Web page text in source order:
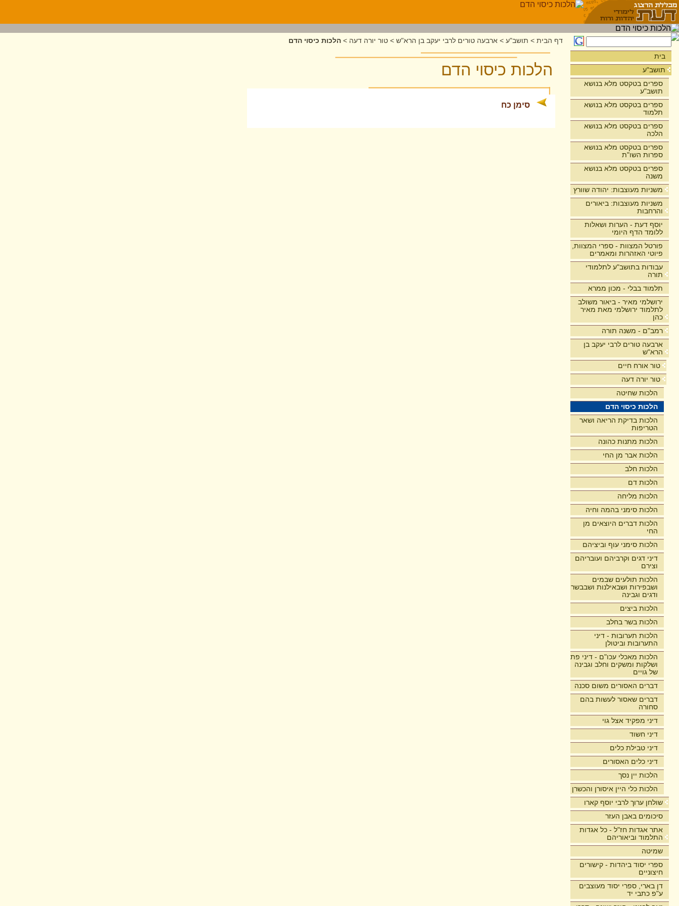
בית
תושב"ע
ספרים בטקסט מלא בנושא
תושב"ע
ספרים בטקסט מלא בנושא
תלמוד
ספרים בטקסט מלא בנושא
הלכה
ספרים בטקסט מלא בנושא
ספרות השו"ת
ספרים בטקסט מלא בנושא
משנה
משניות מעוצבות: יהודה שוורץ
משניות מעוצבות: ביאורים
והרחבות
יוסף דעת - הערות ושאלות
ללומד הדף היומי
פורטל המצוות - ספרי המצוות,
פיוטי האזהרות ומאמרים
עבודות בתושב"ע לתלמודי
תורה
תלמוד בבלי - מכון ממרא
ירושלמי מאיר - ביאור משולב
לתלמוד ירושלמי מאת מאיר
כהן
רמב"ם - משנה תורה
ארבעה טורים לרבי יעקב בן
הרא"ש
טור אורח חיים
טור יורה דעה
הלכות שחיטה
הלכות כיסוי הדם
הלכות בדיקת הריאה ושאר
הטריפות
הלכות מתנות כהונה
הלכות אבר מן החי
הלכות חלב
הלכות דם
הלכות מליחה
הלכות סימני בהמה וחיה
הלכות דברים היוצאים מן
החי
הלכות סימני עוף וביציהם
דיני דגים וקרביהם ועובריהם
וצירם
הלכות תולעים שבמים
ושבפירות ושבאילנות ושבבשר
ודגים וגבינה
הלכות ביצים
הלכות בשר בחלב
הלכות תערובות - דיני
התערובות וביטולן
הלכות מאכלי עכו"ם - דיני פת
ושלקות ומשקים וחלב וגבינה
של גויים
דברים האסורים משום סכנה
דברים שאסור לעשות בהם
סחורה
דיני מפקיד אצל גוי
דיני חשוד
דיני טבילת כלים
דיני כלים האסורים
הלכות יין נסך
הלכות כלי היין איסורן והכשרן
שולחן ערוך לרבי יוסף קארו
סיכומים באבן העזר
אתר אגדות חז"ל - כל אגדות
התלמוד וביאוריהם
שמיטה
ספרי יסוד ביהדות - קישורים
חיצוניים
דן בארי, ספרי יסוד מעוצבים
ע"פ כתבי יד
דף הבית > תושב"ע > ארבעה טורים לרבי יעקב בן הרא"ש > טור יורה דעה > הלכות כיסוי הדם
הלכות כיסוי הדם
סימן כח